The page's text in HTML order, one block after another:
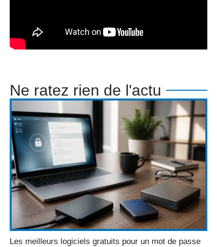
Ne ratez rien de l'actu
Les meilleurs logiciels gratuits pour un mot de passe